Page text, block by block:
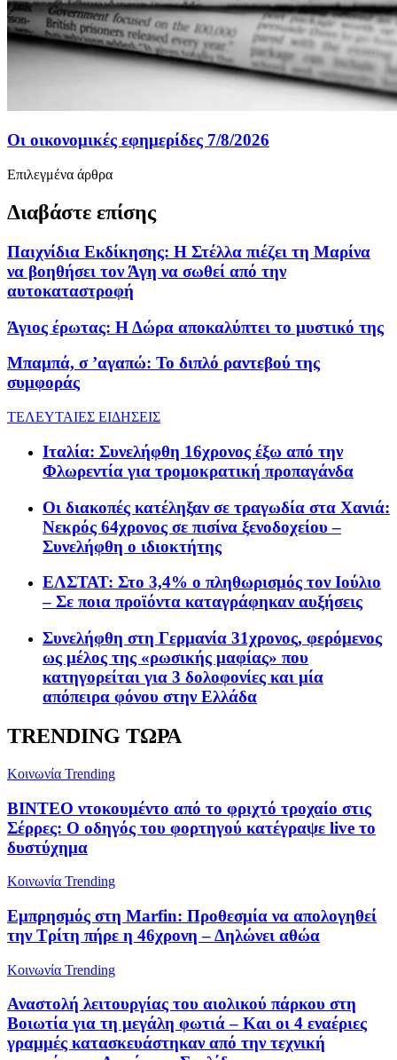
Οι οικονομικές εφημερίδες 7/8/2026
Επιλεγμένα άρθρα
Διαβάστε επίσης
Παιχνίδια Εκδίκησης: Η Στέλλα πιέζει τη Μαρίνα
να βοηθήσει τον Άγη να σωθεί από την
αυτοκαταστροφή
Άγιος έρωτας: Η Δώρα αποκαλύπτει το μυστικό της
Μπαμπά, σ ’αγαπώ: To διπλό ραντεβού της
συμφοράς
ΤΕΛΕΥΤΑΙΕΣ ΕΙΔΗΣΕΙΣ
Ιταλία: Συνελήφθη 16χρονος έξω από την
Φλωρεντία για τρομοκρατική προπαγάνδα
Οι διακοπές κατέληξαν σε τραγωδία στα Χανιά:
Νεκρός 64χρονος σε πισίνα ξενοδοχείου –
Συνελήφθη ο ιδιοκτήτης
ΕΛΣΤΑΤ: Στο 3,4% ο πληθωρισμός τον Ιούλιο
– Σε ποια προϊόντα καταγράφηκαν αυξήσεις
Συνελήφθη στη Γερμανία 31χρονος, φερόμενος
ως μέλος της «ρωσικής μαφίας» που
κατηγορείται για 3 δολοφονίες και μία
απόπειρα φόνου στην Ελλάδα
TRENDING ΤΩΡΑ
Κοινωνία Trending
ΒΙΝΤΕΟ ντοκουμέντο από το φριχτό τροχαίο στις
Σέρρες: Ο οδηγός του φορτηγού κατέγραψε live το
δυστύχημα
Κοινωνία Trending
Εμπρησμός στη Marfin: Προθεσμία να απολογηθεί
την Τρίτη πήρε η 46χρονη – Δηλώνει αθώα
Κοινωνία Trending
Αναστολή λειτουργίας του αιολικού πάρκου στη
Βοιωτία για τη μεγάλη φωτιά – Και οι 4 εναέριες
γραμμές κατασκευάστηκαν από την τεχνική